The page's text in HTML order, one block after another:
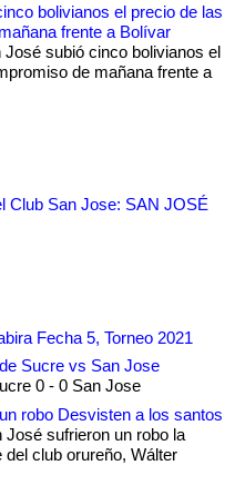
bolivianos el precio de las
frente a Bolívar
subió cinco bolivianos el
de mañana frente a
Club San Jose: SAN JOSÉ
Fecha 5, Torneo 2021
Sucre vs San Jose
0 - 0 San Jose
robo Desvisten a los santos
sufrieron un robo la
club orureño, Wálter